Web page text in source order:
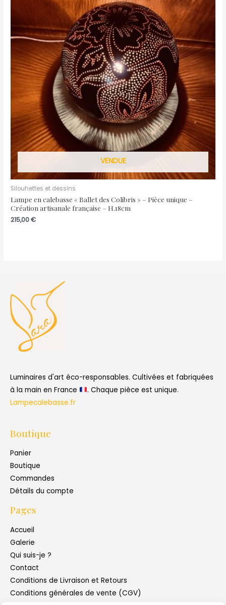
VENDUE
Silouhettes et dessins
Lampe en calebasse « Ballet des Colibris » – Pièce unique –
Création artisanale française – H.18cm
215,00€
Luminaires d'art éco-responsables. Cultivées et fabriquées
à la main en France
. Chaque pièce est unique.
Lampecalebasse.fr
Boutique
Panier
Boutique
Commandes
Détails du compte
Pages
Accueil
Galerie
Qui suis-je ?
Contact
Conditions de Livraison et Retours
Conditions générales de vente (CGV)